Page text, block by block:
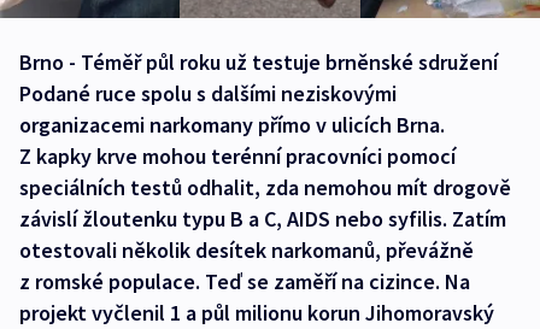
Brno - Téměř půl roku už testuje brněnské sdružení
Podané ruce spolu s dalšími neziskovými
organizacemi narkomany přímo v ulicích Brna.
Z kapky krve mohou terénní pracovníci pomocí
speciálních testů odhalit, zda nemohou mít drogově
závislí žloutenku typu B a C, AIDS nebo syfilis. Zatím
otestovali několik desítek narkomanů, převážně
z romské populace. Teď se zaměří na cizince. Na
projekt vyčlenil 1 a půl milionu korun Jihomoravský